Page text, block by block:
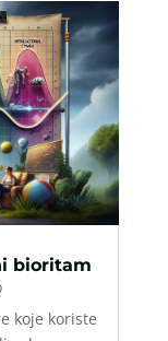
bioritam
koje koriste